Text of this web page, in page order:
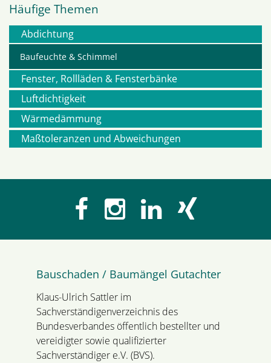
Häufige Themen
Navigation
überspringen
Abdichtung
Baufeuchte & Schimmel
Fenster, Rollläden & Fensterbänke
Luftdichtigkeit
Wärmedämmung
Maßtoleranzen und Abweichungen
Bauschaden / Baumängel Gutachter
Klaus-Ulrich Sattler im
Sachverständigenverzeichnis des
Bundesverbandes öffentlich bestellter und
vereidigter sowie qualifizierter
Sachverständiger e.V. (BVS).